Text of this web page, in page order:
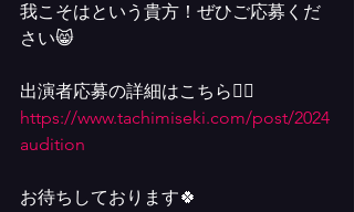
我こそはという貴方！ぜひご応募くだ
さい😸
出演者応募の詳細はこちら💁‍♀️
https://www.tachimiseki.com/post/2024
audition
お待ちしております🍀